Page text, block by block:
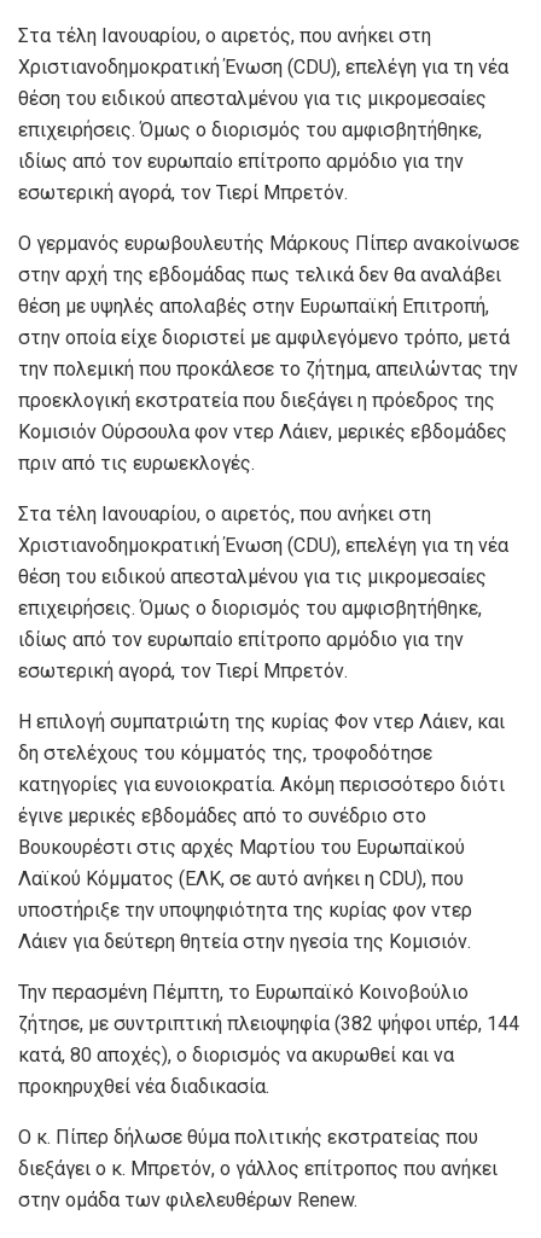
Στα τέλη Ιανουαρίου, ο αιρετός, που ανήκει στη
Χριστιανοδημοκρατική Ένωση (CDU), επελέγη για τη νέα
θέση του ειδικού απεσταλμένου για τις μικρομεσαίες
επιχειρήσεις. Όμως ο διορισμός του αμφισβητήθηκε,
ιδίως από τον ευρωπαίο επίτροπο αρμόδιο για την
εσωτερική αγορά, τον Τιερί Μπρετόν.
Ο γερμανός ευρωβουλευτής Μάρκους Πίπερ ανακοίνωσε
στην αρχή της εβδομάδας πως τελικά δεν θα αναλάβει
θέση με υψηλές απολαβές στην Ευρωπαϊκή Επιτροπή,
στην οποία είχε διοριστεί με αμφιλεγόμενο τρόπο, μετά
την πολεμική που προκάλεσε το ζήτημα, απειλώντας την
προεκλογική εκστρατεία που διεξάγει η πρόεδρος της
Κομισιόν Ούρσουλα φον ντερ Λάιεν, μερικές εβδομάδες
πριν από τις ευρωεκλογές.
Στα τέλη Ιανουαρίου, ο αιρετός, που ανήκει στη
Χριστιανοδημοκρατική Ένωση (CDU), επελέγη για τη νέα
θέση του ειδικού απεσταλμένου για τις μικρομεσαίες
επιχειρήσεις. Όμως ο διορισμός του αμφισβητήθηκε,
ιδίως από τον ευρωπαίο επίτροπο αρμόδιο για την
εσωτερική αγορά, τον Τιερί Μπρετόν.
Η επιλογή συμπατριώτη της κυρίας Φον ντερ Λάιεν, και
δη στελέχους του κόμματός της, τροφοδότησε
κατηγορίες για ευνοιοκρατία. Ακόμη περισσότερο διότι
έγινε μερικές εβδομάδες από το συνέδριο στο
Βουκουρέστι στις αρχές Μαρτίου του Ευρωπαϊκού
Λαϊκού Κόμματος (ΕΛΚ, σε αυτό ανήκει η CDU), που
υποστήριξε την υποψηφιότητα της κυρίας φον ντερ
Λάιεν για δεύτερη θητεία στην ηγεσία της Κομισιόν.
Την περασμένη Πέμπτη, το Ευρωπαϊκό Κοινοβούλιο
ζήτησε, με συντριπτική πλειοψηφία (382 ψήφοι υπέρ, 144
κατά, 80 αποχές), ο διορισμός να ακυρωθεί και να
προκηρυχθεί νέα διαδικασία.
Ο κ. Πίπερ δήλωσε θύμα πολιτικής εκστρατείας που
διεξάγει ο κ. Μπρετόν, ο γάλλος επίτροπος που ανήκει
στην ομάδα των φιλελευθέρων Renew.